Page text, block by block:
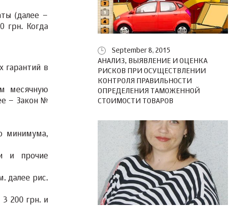
(далее –
грн. Когда
гарантий в
месячную
– Закон №
минимума,
и прочие
далее рис.
200 грн. и
September 8, 2015
АНАЛИЗ, ВЫЯВЛЕНИЕ И ОЦЕНКА
РИСКОВ ПРИ ОСУЩЕСТВЛЕНИИ
КОНТРОЛЯ ПРАВИЛЬНОСТИ
ОПРЕДЕЛЕНИЯ ТАМОЖЕННОЙ
СТОИМОСТИ ТОВАРОВ